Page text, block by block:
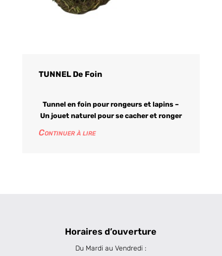
TUNNEL De Foin
Tunnel en foin pour rongeurs et lapins –
Un jouet naturel pour se cacher et ronger
Continuer à lire
Horaires d’ouverture
Du Mardi au Vendredi :